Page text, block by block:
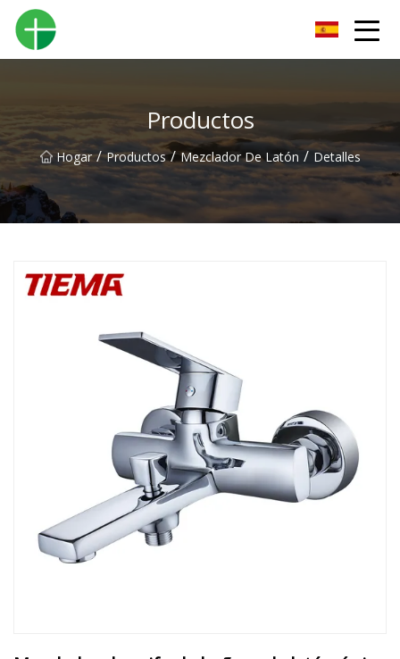
Productos
Hogar / Productos / Mezclador De Latón / Detalles